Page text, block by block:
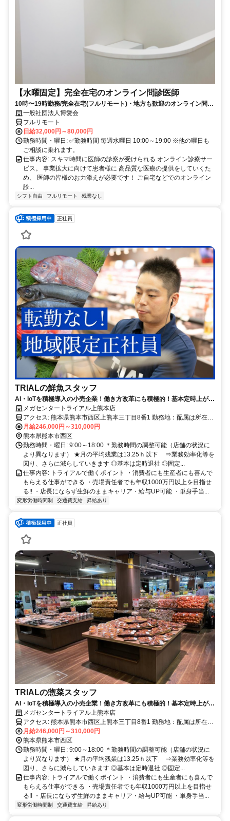
【水曜固定】完全在宅のオンライン問診医師
10時〜19時勤務/完全在宅(フルリモート)・地方も歓迎のオンライン問診
業務一般社団法人博愛会
フルリモート
日給32,000円～80,000円
勤務時間・曜日: ✅勤務時間 毎週水曜日 10:00～19:00 ※他の曜日も
ご相談に乗れます。
仕事内容: スキマ時間に医師の診察が受けられる オンライン診療サー
ビス。 事業拡大に向けて患者様に 高品質な医療の提供をしていくた
め、 医師の皆様のお力添えが必要です！ ご自宅などでのオンライン
診...
シフト自由 フルリモート 残業なし
正社員
TRIALの鮮魚スタッフ
AI・IoTを積極導入の小売企業！働き方改革にも積極的！基本定時上が
り！メガセンタートライアル上熊本店
アクセス: 熊本県熊本市西区上熊本三丁目8番1 勤務地：配属は所在地
の都道府県 ※初任地は最寄りの店舗又は希望エリアを優先し配属し
ます。 ※エリア内勤務または全国勤務いずれか希望を選択できま
す。
月給246,000円～310,000円
熊本県熊本市西区
勤務時間・曜日: 9:00～18:00 ＊勤務時間の調整可能（店舗の状況に
より異なります） ★月の平均残業は13.25ｈ以下 ⇒業務効率化等を
図り、さらに減らしていきます ◎基本は定時退社 ◎固定...
仕事内容: トライアルで働くポイント ・消費者にも生産者にも喜んで
もらえる仕事ができる ・売場責任者でも年収1000万円以上を目指せ
る!! ・店長にならず生鮮のままキャリア・給与UP可能 ・単身手当...
変形労働時間制 交通費支給 昇給あり
正社員
TRIALの惣菜スタッフ
AI・IoTを積極導入の小売企業！働き方改革にも積極的！基本定時上が
り！メガセンタートライアル上熊本店
アクセス: 熊本県熊本市西区上熊本三丁目8番1 勤務地：配属は所在地
の都道府県 ※初任地は最寄りの店舗又は希望エリアを優先し配属し
ます。 ※エリア内勤務または全国勤務いずれか希望を選択できま
す。
月給246,000円～310,000円
熊本県熊本市西区
勤務時間・曜日: 9:00～18:00 ＊勤務時間の調整可能（店舗の状況に
より異なります） ★月の平均残業は13.25ｈ以下 ⇒業務効率化等を
図り、さらに減らしていきます ◎基本は定時退社 ◎固定...
仕事内容: トライアルで働くポイント ・消費者にも生産者にも喜んで
もらえる仕事ができる ・売場責任者でも年収1000万円以上を目指せ
る!! ・店長にならず生鮮のままキャリア・給与UP可能 ・単身手当...
変形労働時間制 交通費支給 昇給あり